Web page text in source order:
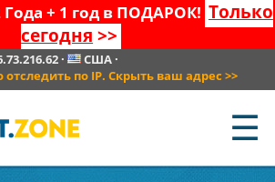
Года + 1 год в ПОДАРОК! Только
сегодня >>
· США·
по IP. Скрыть ваш адрес >>
☰